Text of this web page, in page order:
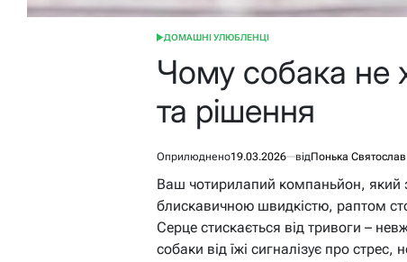
ОПУБЛІКУВАТИ
ДОМАШНІ УЛЮБЛЕНЦІ
Чому собака не
та рішення
Оприлюднено19.03.2026 відПонька Святослав
Ваш чотирилапий компаньйон, який
блискавичною швидкістю, раптом
Серце стискається від тривоги –
собаки від їжі сигналізує про